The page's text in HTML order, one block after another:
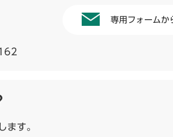
専用フォームか
ます。